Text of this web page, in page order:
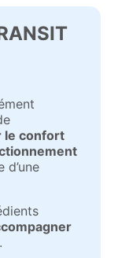
le confort
d’une